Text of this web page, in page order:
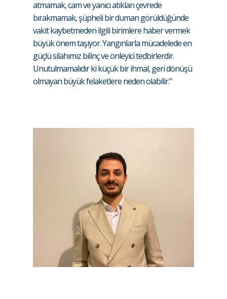
atmamak, cam ve yanıcı atıkları çevrede
bırakmamak, şüpheli bir duman görüldüğünde
vakit kaybetmeden ilgili birimlere haber vermek
büyük önem taşıyor. Yangınlarla mücadelede en
güçlü silahımız bilinç ve önleyici tedbirlerdir.
Unutulmamalıdır ki küçük bir ihmal, geri dönüşü
olmayan büyük felaketlere neden olabilir.”